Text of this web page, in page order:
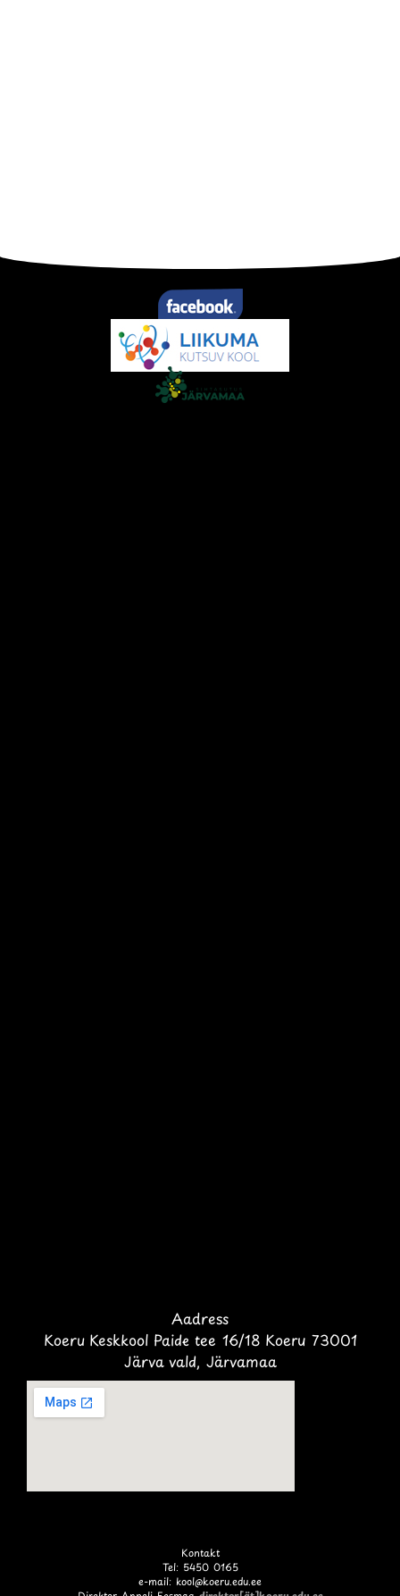
Aadress
Koeru Keskkool Paide tee 16/18 Koeru 73001
Järva vald, Järvamaa
Kontakt
Tel: 5450 0165
e-mail: kool@koeru.edu.ee